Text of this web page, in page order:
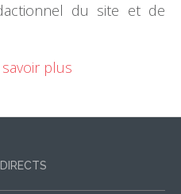
du site et de
plus